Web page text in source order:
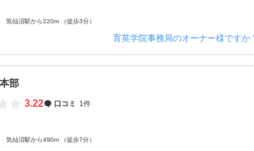
気仙沼駅から220m （徒歩3分）
育英学院事務局のオーナー様ですか
部
3.22
口コミ 1件
気仙沼駅から490m （徒歩7分）